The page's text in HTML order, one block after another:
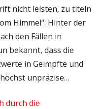
nicht leisten, zu titeln
Himmel“. Hinter der
den Fällen in
bekannt, dass die
in Geimpfte und
unpräzise…
durch die